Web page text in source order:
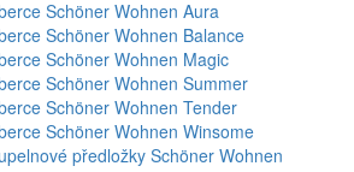
Schöner Wohnen Aura
Schöner Wohnen Balance
Schöner Wohnen Magic
Schöner Wohnen Summer
Schöner Wohnen Tender
Schöner Wohnen Winsome
předložky Schöner Wohnen